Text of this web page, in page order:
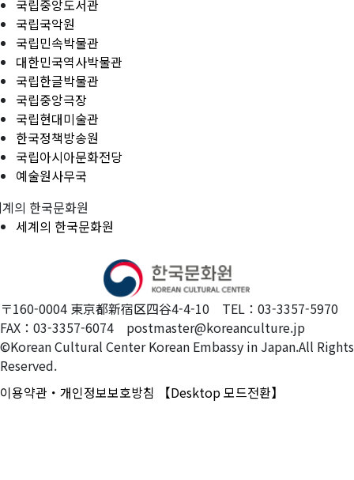
국립중앙도서관
국립국악원
국립민속박물관
대한민국역사박물관
국립한글박물관
국립중앙극장
국립현대미술관
한국정책방송원
국립아시아문화전당
예술원사무국
의 한국문화원
세계의 한국문화원
〒160-0004 東京都新宿区四谷4-4-10 TEL：03-3357-5970
FAX：03-3357-6074 postmaster@koreanculture.jp
©Korean Cultural Center Korean Embassy in Japan.All Rights
Reserved.
이용약관・개인정보보호방침
【Desktop 모드전환】